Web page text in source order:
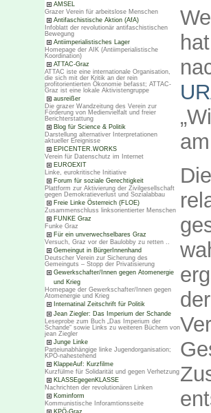
AMSEL
Grazer Verein für arbeitslose Menschen
Antifaschistische Aktion (AfA)
Infoblatt der revolutionär antifaschistischen
Bewegung
Antiimperialistisches Lager
Homepage der AIK (Antiimperialistische
Koordination)
ATTAC-Graz
ATTAC iste eine internationale Organisation,
die sich mit der Kritik an der rein
profitorientierten Ökonomie befasst; ATTAC-
Graz ist eine lokale Aktivistengruppe
ausreißer
Die grazer Wandzeitung des Verein zur
Förderung von Medienvielfalt und freier
Berichterstattung
Blog für Science & Politik
Darstellung alternativer Interpretationen
aktueller Ereignisse
EPICENTER.WORKS
Verein für Datenschutz im Internet
EUROEXIT
Linke, eurokritische Initiative
Forum für soziale Gerechtigkeit
Plattform zur Aktivierung der Zivilgesellschaft
gegen Demokratieverlust und Sozialabbau
Freie Linke Österreich (FLOE)
Zusammenschluss linksorientierter Menschen
FUNKE Graz
Funke Graz
Für ein unverwechselbares Graz
Versuch, Graz vor der Baulobby zu retten ..
Gemeingut in BürgerInnenhand
Deutscher Verein zur Sicherung des
Gemeinguts – Stopp der Privatisierung
Gewerkschafter/Innen gegen Atomenergie
und Krieg
Homepage der Gewerkschafter/Innen gegen
Atomenergie und Krieg
Internatinal Zeitschrift für Politik
Jean Ziegler: Das Imperium der Schande
Leseprobe zum Buch „Das Imperium der
Schande“ sowie Links zu weiteren Büchern von
jean Ziegler
Junge Linke
Parteiunabhängige linke Jugendorganisation;
KPÖ-nahestehend
KlappeAuf: Kurzfilme
Kurzfülme für Solidarität und gegen Verhetzung
KLASSEgegenKLASSE
Nachrichten der revolutionären Linken
Kominform
Kommunistische Inforamtionsseite
KPÖ-Graz